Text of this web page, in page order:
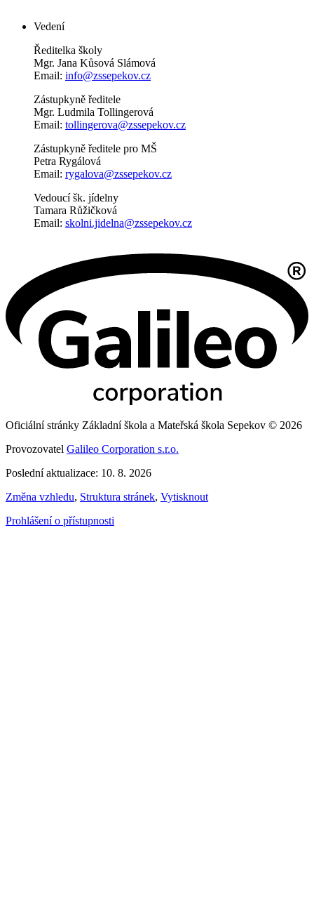
Vedení
Ředitelka školy
Mgr. Jana Kůsová Slámová
Email: info@zssepekov.cz
Zástupkyně ředitele
Mgr. Ludmila Tollingerová
Email: tollingerova@zssepekov.cz
Zástupkyně ředitele pro MŠ
Petra Rygálová
Email: rygalova@zssepekov.cz
Vedoucí šk. jídelny
Tamara Růžičková
Email: skolni.jidelna@zssepekov.cz
Oficiální stránky Základní škola a Mateřská škola Sepekov © 2026
Provozovatel Galileo Corporation s.r.o.
Poslední aktualizace: 10. 8. 2026
Změna vzhledu, Struktura stránek, Vytisknout
Prohlášení o přístupnosti